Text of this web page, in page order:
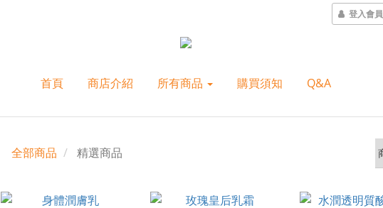
登入會員
首頁 商店介紹 所有商品 購買須知 Q&A
全部商品 精選商品